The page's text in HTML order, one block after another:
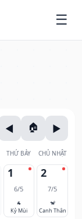
THỨ BẢY CHỦ NHẬT
1
6/5
🐐
Kỷ Mùi
2
7/5
🐒
Canh Thân